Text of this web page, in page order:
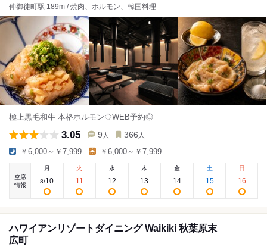
仲御徒町駅 189m / 焼肉、ホルモン、韓国料理
極上黒毛和牛 本格ホルモン◇WEB予約◎
3.05 9 人 366 人
￥6,000～￥7,999 ￥6,000～￥7,999
空席
情報
月
8/10
火
11
水
12
木
13
金
14
土
15
日
16
ハワイアンリゾートダイニング Waikiki 秋葉原末
広町